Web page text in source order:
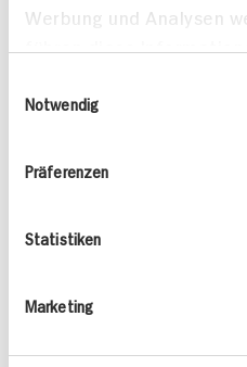
Werbung und Analysen
bereitgestellt haben oder
Notwendig
Präferenzen
Statistiken
Marketing